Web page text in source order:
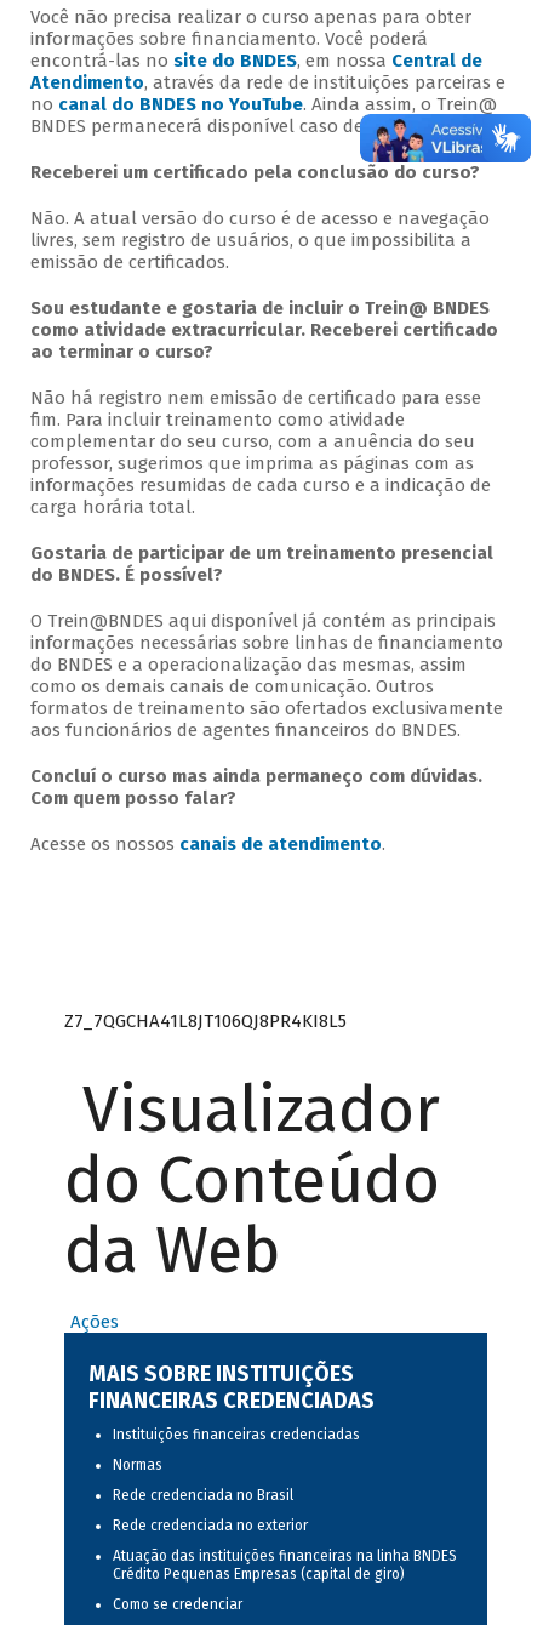
Você não precisa realizar o curso apenas para obter
informações sobre financiamento. Você poderá
encontrá-las no site do BNDES, em nossa Central de
Atendimento, através da rede de instituições parceiras e
no canal do BNDES no YouTube. Ainda assim, o Trein@
BNDES permanecerá disponível caso deseje cursá-lo.
Receberei um certificado pela conclusão do curso?
Não. A atual versão do curso é de acesso e navegação
livres, sem registro de usuários, o que impossibilita a
emissão de certificados.
Sou estudante e gostaria de incluir o Trein@ BNDES
como atividade extracurricular. Receberei certificado
ao terminar o curso?
Não há registro nem emissão de certificado para esse
fim. Para incluir treinamento como atividade
complementar do seu curso, com a anuência do seu
professor, sugerimos que imprima as páginas com as
informações resumidas de cada curso e a indicação de
carga horária total.
Gostaria de participar de um treinamento presencial
do BNDES. É possível?
O Trein@BNDES aqui disponível já contém as principais
informações necessárias sobre linhas de financiamento
do BNDES e a operacionalização das mesmas, assim
como os demais canais de comunicação. Outros
formatos de treinamento são ofertados exclusivamente
aos funcionários de agentes financeiros do BNDES.
Concluí o curso mas ainda permaneço com dúvidas.
Com quem posso falar?
Acesse os nossos canais de atendimento.
Z7_7QGCHA41L8JT106QJ8PR4KI8L5
Visualizador
do Conteúdo
da Web
Ações
MAIS SOBRE INSTITUIÇÕES
FINANCEIRAS CREDENCIADAS
Instituições financeiras credenciadas
Normas
Rede credenciada no Brasil
Rede credenciada no exterior
Atuação das instituições financeiras na linha BNDES
Crédito Pequenas Empresas (capital de giro)
Como se credenciar